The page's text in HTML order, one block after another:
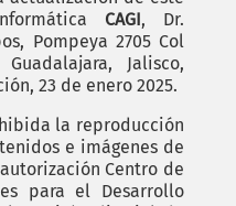
CAGI, Dr.
Pompeya 2705 Col
Jalisco,
23 de enero 2025.
la reproducción
e imágenes de
Centro de
para el Desarrollo